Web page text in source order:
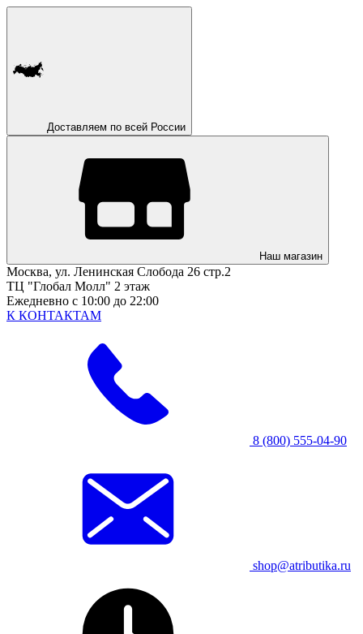
Доставляем по всей России
Наш магазин
Москва, ул. Ленинская Слобода 26 стр.2
ТЦ "Глобал Молл" 2 этаж
Ежедневно с 10:00 до 22:00
К КОНТАКТАМ
8 (800) 555-04-90
shop@atributika.ru